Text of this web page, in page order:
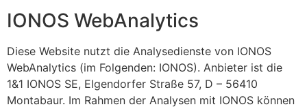
IONOS WebAnalytics
Diese Website nutzt die Analysedienste von IONOS
WebAnalytics (im Folgenden: IONOS). Anbieter ist die
1&1 IONOS SE, Elgendorfer Straße 57, D – 56410
Montabaur. Im Rahmen der Analysen mit IONOS können